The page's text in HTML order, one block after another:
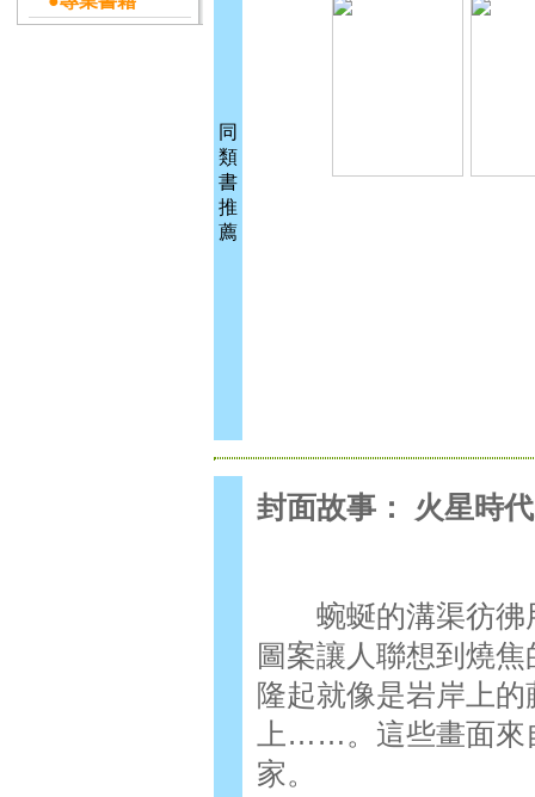
同
類
書
推
薦
封面故事： 火星時代
蜿蜒的溝渠彷彿
圖案讓人聯想到燒
隆起就像是岩岸上
上……。這些畫面來
家。